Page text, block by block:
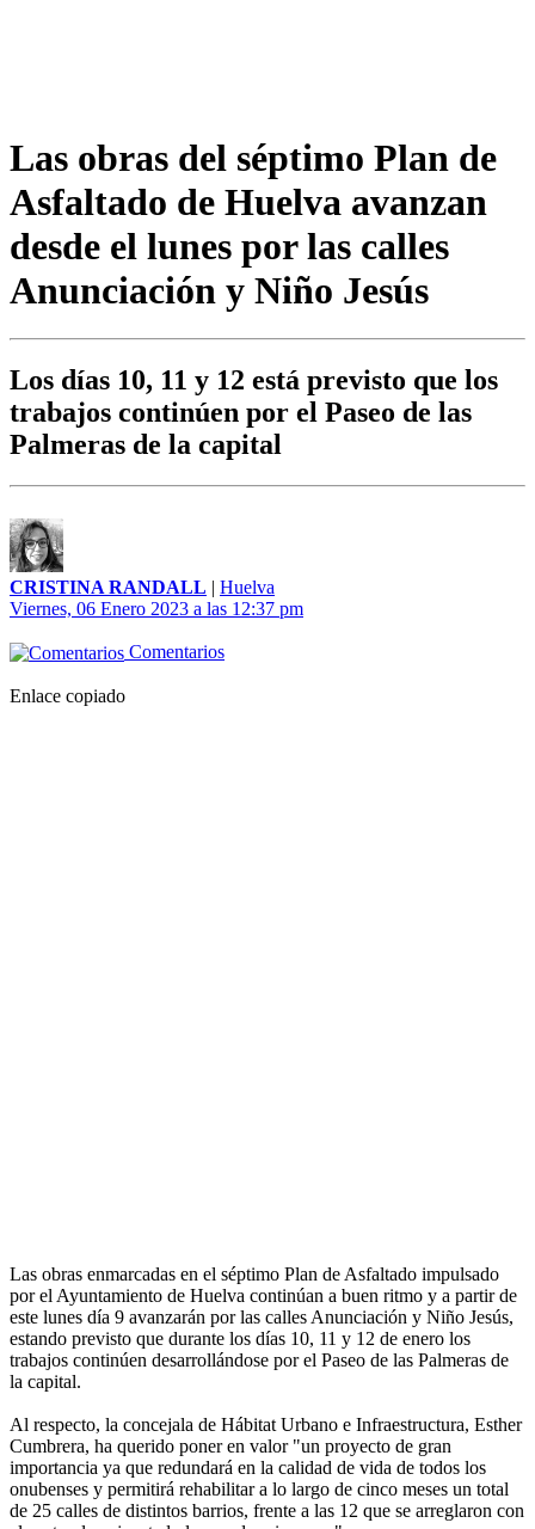
Las obras del séptimo Plan de
Asfaltado de Huelva avanzan
desde el lunes por las calles
Anunciación y Niño Jesús
Los días 10, 11 y 12 está previsto que los
trabajos continúen por el Paseo de las
Palmeras de la capital
CRISTINA RANDALL | Huelva
Viernes, 06 Enero 2023 a las 12:37 pm
Comentarios
Enlace copiado
Las obras enmarcadas en el séptimo Plan de Asfaltado impulsado
por el Ayuntamiento de Huelva continúan a buen ritmo y a partir de
este lunes día 9 avanzarán por las calles Anunciación y Niño Jesús,
estando previsto que durante los días 10, 11 y 12 de enero los
trabajos continúen desarrollándose por el Paseo de las Palmeras de
la capital.
Al respecto, la concejala de Hábitat Urbano e Infraestructura, Esther
Cumbrera, ha querido poner en valor "un proyecto de gran
importancia ya que redundará en la calidad de vida de todos los
onubenses y permitirá rehabilitar a lo largo de cinco meses un total
de 25 calles de distintos barrios, frente a las 12 que se arreglaron con